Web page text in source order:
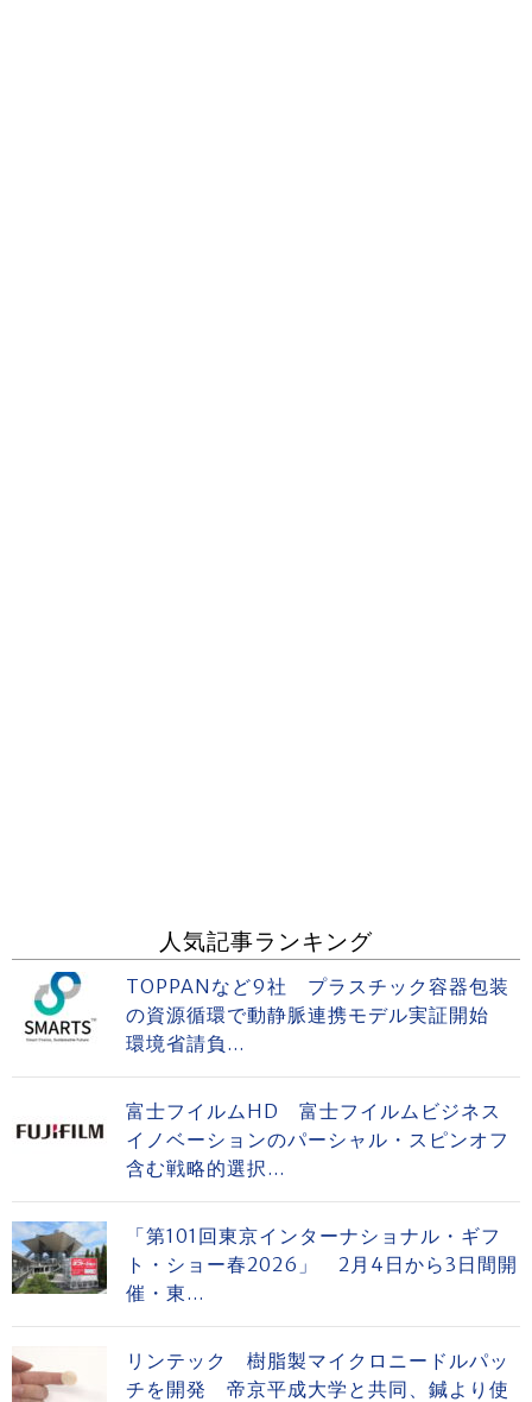
人気記事ランキング
TOPPANなど9社 プラスチック容器包装
の資源循環で動静脈連携モデル実証開始
環境省請負...
富士フイルムHD 富士フイルムビジネス
イノベーションのパーシャル・スピンオフ
含む戦略的選択...
「第101回東京インターナショナル・ギフ
ト・ショー春2026」 2月4日から3日間開
催・東...
リンテック 樹脂製マイクロニードルパッ
チを開発 帝京平成大学と共同、鍼より使